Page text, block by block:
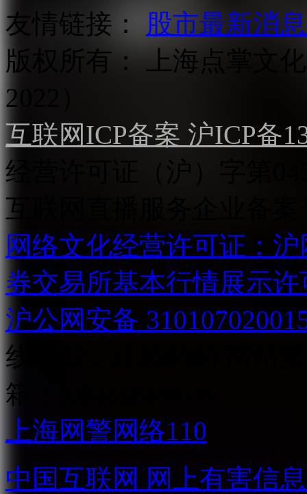
友情链接：
股市最新消息
版权所有：
上海点掌文
2022）
互联网ICP备案 沪ICP备
经营许可证（沪）字第
互联网直播服务企业备案
网络文化经营许可证：
券交易所基本行情展示许
沪公网安备
线：021-31268888
箱：
上海网警网络110
中国互联网 网上有害信